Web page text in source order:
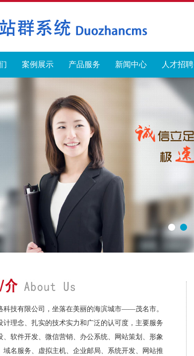
案例展示 产品服务 新闻中心 人才招聘
技有限公司，坐落在美丽的海滨城市——茂名市。
计理念、扎实的技术实力和广泛的认可度，主要服务
、软件开发、微信营销、办公系统、网站策划、形象
域名服务、虚拟主机、企业邮局、系统开发、网站推